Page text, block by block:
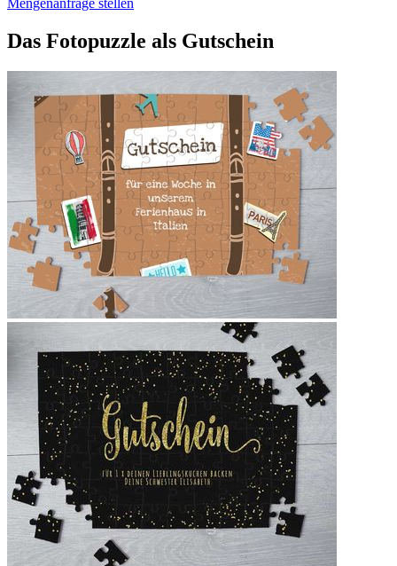
Das Fotopuzzle als Gutschein